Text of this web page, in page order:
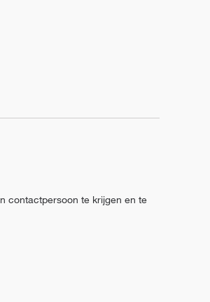
contactpersoon te krijgen en te